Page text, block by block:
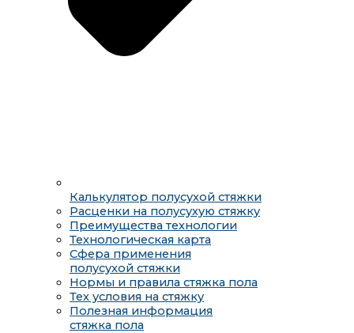
Калькулятор полусухой стяжки
Расценки на полусухую стяжку
Преимущества технологии
Технологическая карта
Сфера применения
полусухой стяжки
Нормы и правила стяжка пола
Тех условия на стяжку
Полезная информация
стяжка пола